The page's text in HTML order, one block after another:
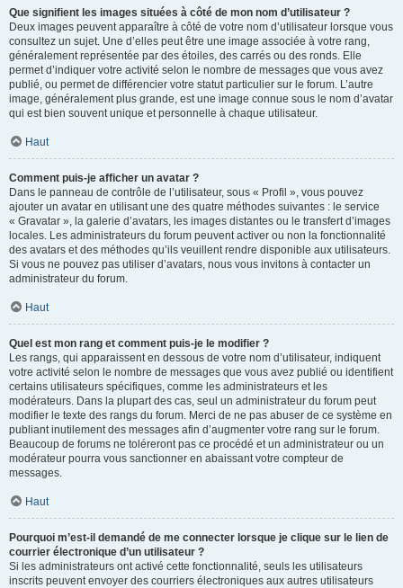
Que signifient les images situées à côté de mon nom d’utilisateur ?
Deux images peuvent apparaître à côté de votre nom d’utilisateur lorsque vous
consultez un sujet. Une d’elles peut être une image associée à votre rang,
généralement représentée par des étoiles, des carrés ou des ronds. Elle
permet d’indiquer votre activité selon le nombre de messages que vous avez
publié, ou permet de différencier votre statut particulier sur le forum. L’autre
image, généralement plus grande, est une image connue sous le nom d’avatar
qui est bien souvent unique et personnelle à chaque utilisateur.
Haut
Comment puis-je afficher un avatar ?
Dans le panneau de contrôle de l’utilisateur, sous « Profil », vous pouvez
ajouter un avatar en utilisant une des quatre méthodes suivantes : le service
« Gravatar », la galerie d’avatars, les images distantes ou le transfert d’images
locales. Les administrateurs du forum peuvent activer ou non la fonctionnalité
des avatars et des méthodes qu’ils veuillent rendre disponible aux utilisateurs.
Si vous ne pouvez pas utiliser d’avatars, nous vous invitons à contacter un
administrateur du forum.
Haut
Quel est mon rang et comment puis-je le modifier ?
Les rangs, qui apparaissent en dessous de votre nom d’utilisateur, indiquent
votre activité selon le nombre de messages que vous avez publié ou identifient
certains utilisateurs spécifiques, comme les administrateurs et les
modérateurs. Dans la plupart des cas, seul un administrateur du forum peut
modifier le texte des rangs du forum. Merci de ne pas abuser de ce système en
publiant inutilement des messages afin d’augmenter votre rang sur le forum.
Beaucoup de forums ne toléreront pas ce procédé et un administrateur ou un
modérateur pourra vous sanctionner en abaissant votre compteur de
messages.
Haut
Pourquoi m’est-il demandé de me connecter lorsque je clique sur le lien de
courrier électronique d’un utilisateur ?
Si les administrateurs ont activé cette fonctionnalité, seuls les utilisateurs
inscrits peuvent envoyer des courriers électroniques aux autres utilisateurs